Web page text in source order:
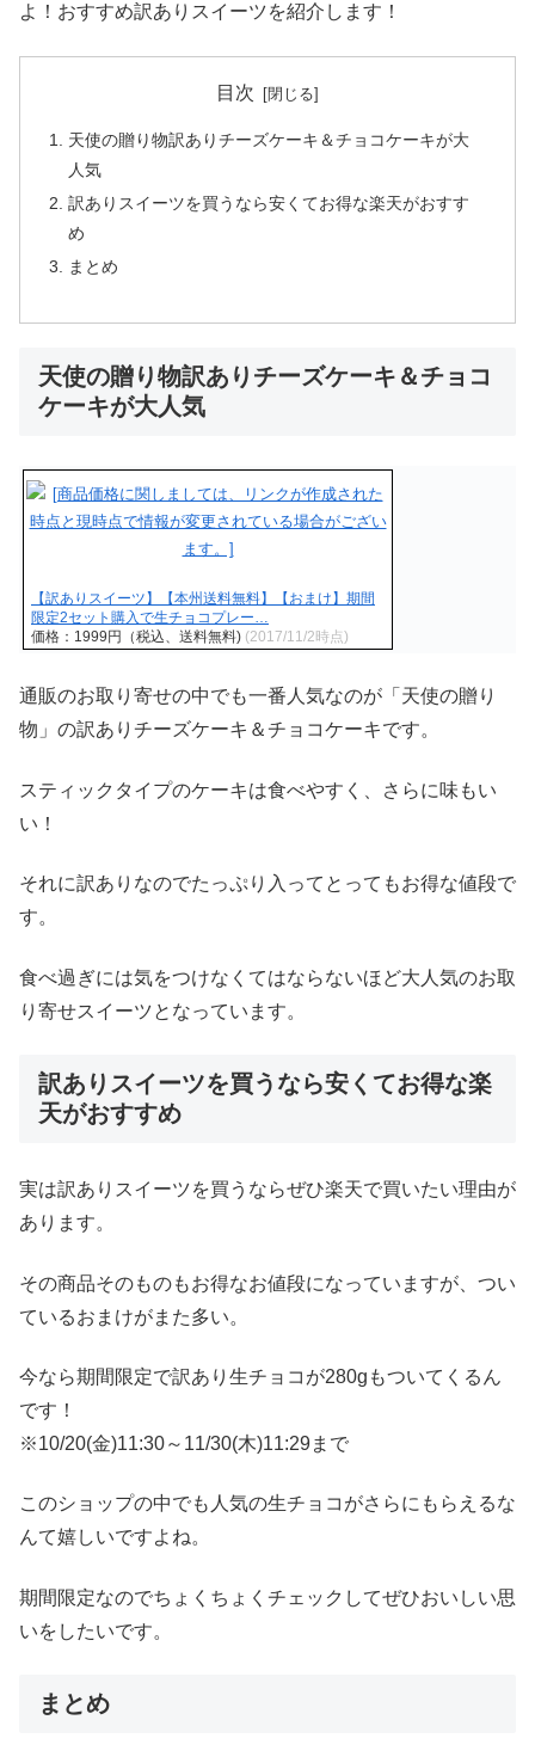
よ！おすすめ訳ありスイーツを紹介します！
目次
天使の贈り物訳ありチーズケーキ＆チョコケーキが大
人気
訳ありスイーツを買うなら安くてお得な楽天がおすす
め
まとめ
天使の贈り物訳ありチーズケーキ＆チョコ
ケーキが大人気
【訳ありスイーツ】【本州送料無料】【おまけ】期間
限定2セット購入で生チョコプレー…
価格：1999円（税込、送料無料) (2017/11/2時点)
通販のお取り寄せの中でも一番人気なのが「天使の贈り
物」の訳ありチーズケーキ＆チョコケーキです。
スティックタイプのケーキは食べやすく、さらに味もい
い！
それに訳ありなのでたっぷり入ってとってもお得な値段で
す。
食べ過ぎには気をつけなくてはならないほど大人気のお取
り寄せスイーツとなっています。
訳ありスイーツを買うなら安くてお得な楽
天がおすすめ
実は訳ありスイーツを買うならぜひ楽天で買いたい理由が
あります。
その商品そのものもお得なお値段になっていますが、つい
ているおまけがまた多い。
今なら期間限定で訳あり生チョコが280gもついてくるん
です！
※10/20(金)11:30～11/30(木)11:29まで
このショップの中でも人気の生チョコがさらにもらえるな
んて嬉しいですよね。
期間限定なのでちょくちょくチェックしてぜひおいしい思
いをしたいです。
まとめ